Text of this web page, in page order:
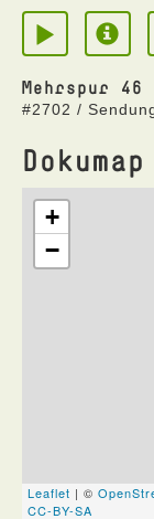
Mehrspur 46
#2702 /